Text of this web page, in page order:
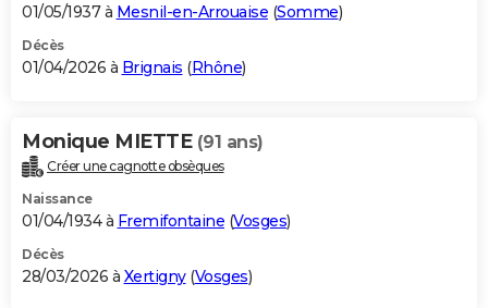
01/05/1937 à Mesnil-en-Arrouaise (Somme)
Décès
01/04/2026 à Brignais (Rhône)
Monique MIETTE (91 ans)
Créer une cagnotte obsèques
Naissance
01/04/1934 à Fremifontaine (Vosges)
Décès
28/03/2026 à Xertigny(Vosges)